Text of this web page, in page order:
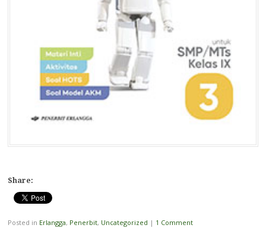
Share:
Posted in Erlangga, Penerbit, Uncategorized | 1 Comment